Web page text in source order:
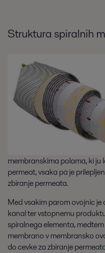
Struktura spiralnih
membranskima polama, ki ju
permeat, vsaka pa je
zbiranje permeata.
Med vsakim parom ovojnic
kanal ter vstopnemu
spiralnega elementa,
membrano v membransko
do cevke za zbiranje